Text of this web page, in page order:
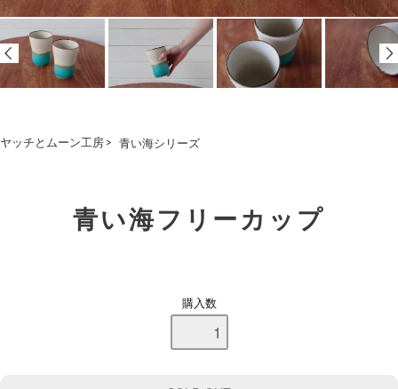
ヤッチとムーン工房 > 青い海シリーズ
青い海フリーカップ
購入数